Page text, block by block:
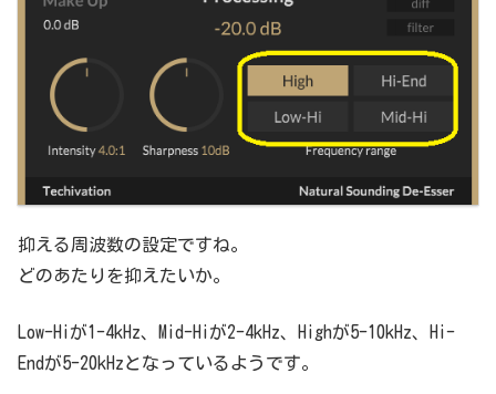
抑える周波数の設定ですね。
どのあたりを抑えたいか。
Low-Hiが1-4kHz、Mid-Hiが2-4kHz、Highが5-10kHz、Hi-
Endが5-20kHzとなっているようです。